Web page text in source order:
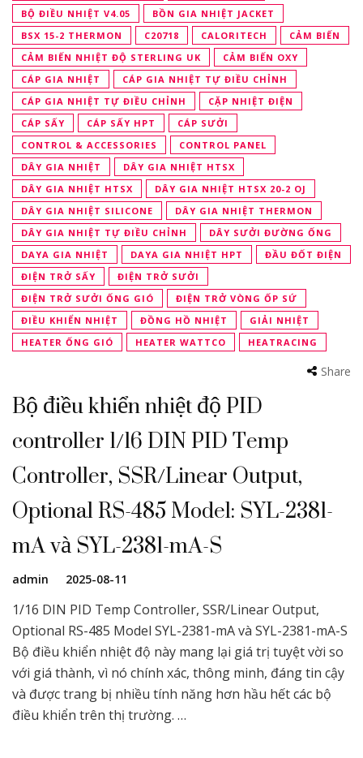
BỘ ĐIỀU NHIỆT V4.05
BỒN GIA NHIỆT JACKET
BSX 15-2 THERMON
C20718 CALORITECH
CẢM BIẾN
CẢM BIẾN NHIỆT ĐỘ STERLING UK
CẢM BIẾN OXY
CÁP GIA NHIỆT
CÁP GIA NHIỆT TỰ ĐIỀU CHỈNH
CÁP GIA NHIỆT TỰ ĐIỀU CHỈNH
CẶP NHIỆT ĐIỆN
CÁP SẤY
CÁP SẤY HPT
CÁP SƯỞI
CONTROL & ACCESSORIES
CONTROL PANEL
DÂY GIA NHIỆT
DÂY GIA NHIỆT HTSX
DÂY GIA NHIỆT HTSX
DÂY GIA NHIỆT HTSX 20-2 OJ
DÂY GIA NHIỆT SILICONE
DÂY GIA NHIỆT THERMON
DÂY GIA NHIỆT TỰ ĐIỀU CHỈNH
DÂY SƯỞI ĐƯỜNG ỐNG
DAYA GIA NHIỆT
DAYA GIA NHIỆT HPT
ĐẦU ĐỐT ĐIỆN
ĐIỆN TRỞ SẤY
ĐIỆN TRỞ SƯỞI
ĐIỆN TRỞ SƯỞI ỐNG GIÓ
ĐIỆN TRỞ VÒNG ỐP SỨ
ĐIỀU KHIỂN NHIỆT
ĐỒNG HỒ NHIỆT
GIẢI NHIỆT
HEATER ỐNG GIÓ
HEATER WATTCO HEATRACING
Share
Bộ điều khiển nhiệt độ PID
controller 1/16 DIN PID Temp
Controller, SSR/Linear Output,
Optional RS-485 Model: SYL-2381-
mA và SYL-2381-mA-S
admin 2025-08-11
1/16 DIN PID Temp Controller, SSR/Linear Output,
Optional RS-485 Model SYL-2381-mA và SYL-2381-mA-S
Bộ điều khiển nhiệt độ này mang lại giá trị tuyệt vời so
với giá thành, vì nó chính xác, thông minh, đáng tin cậy
và được trang bị nhiều tính năng hơn hầu hết các bộ
điều khiển trên thị trường. …